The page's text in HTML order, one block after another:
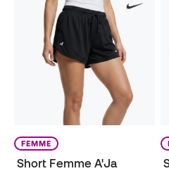
FEMME
Short Femme A'Ja